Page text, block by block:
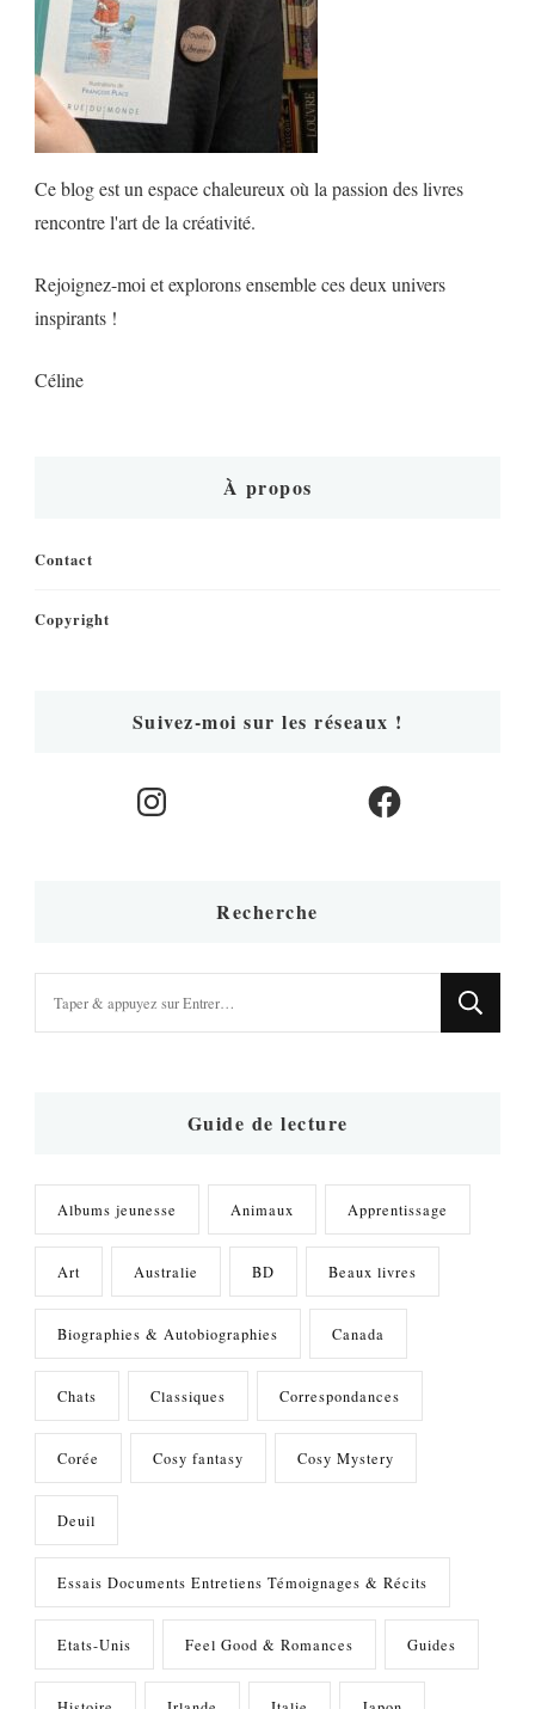
Ce blog est un espace chaleureux où la passion des livres
rencontre l'art de la créativité.
Rejoignez-moi et explorons ensemble ces deux univers
inspirants !
Céline
À propos
Contact
Copyright
Suivez-moi sur les réseaux !
Instagram Facebook
Recherche
Guide de lecture
Albums jeunesse Animaux Apprentissage
Art Australie BD Beaux livres
Biographies & Autobiographies Canada
Chats Classiques Correspondances
Corée Cosy fantasy Cosy Mystery
Deuil
Essais Documents Entretiens Témoignages & Récits
Etats-Unis Feel Good & Romances Guides